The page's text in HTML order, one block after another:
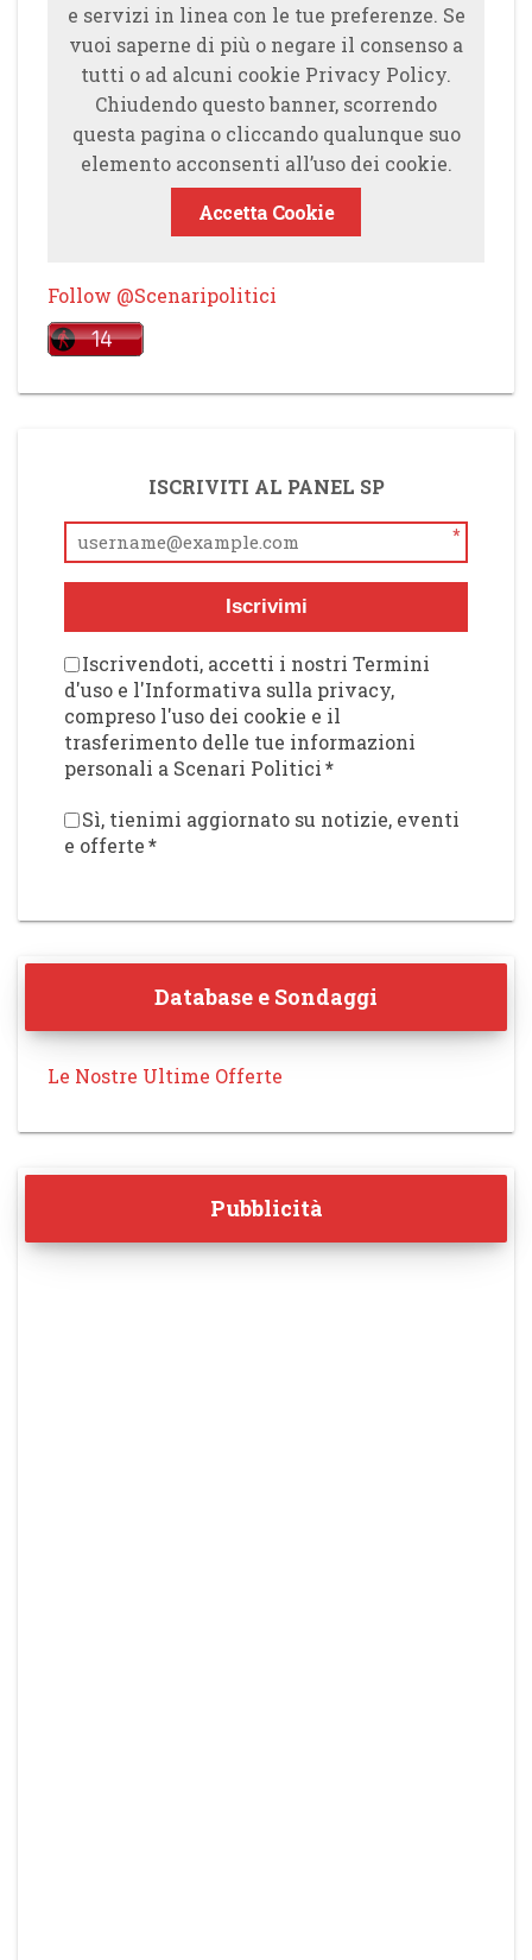
e servizi in linea con le tue preferenze. Se
vuoi saperne di più o negare il consenso a
tutti o ad alcuni cookie Privacy Policy.
Chiudendo questo banner, scorrendo
questa pagina o cliccando qualunque suo
elemento acconsenti all’uso dei cookie.
Accetta Cookie
Follow @Scenaripolitici
ISCRIVITI AL PANEL SP
*
Iscrivimi
Iscrivendoti, accetti i nostri Termini
d'uso e l'Informativa sulla privacy,
compreso l'uso dei cookie e il
trasferimento delle tue informazioni
personali a Scenari Politici*
Sì, tienimi aggiornato su notizie, eventi
e offerte*
Database e Sondaggi
Le Nostre Ultime Offerte
Pubblicità